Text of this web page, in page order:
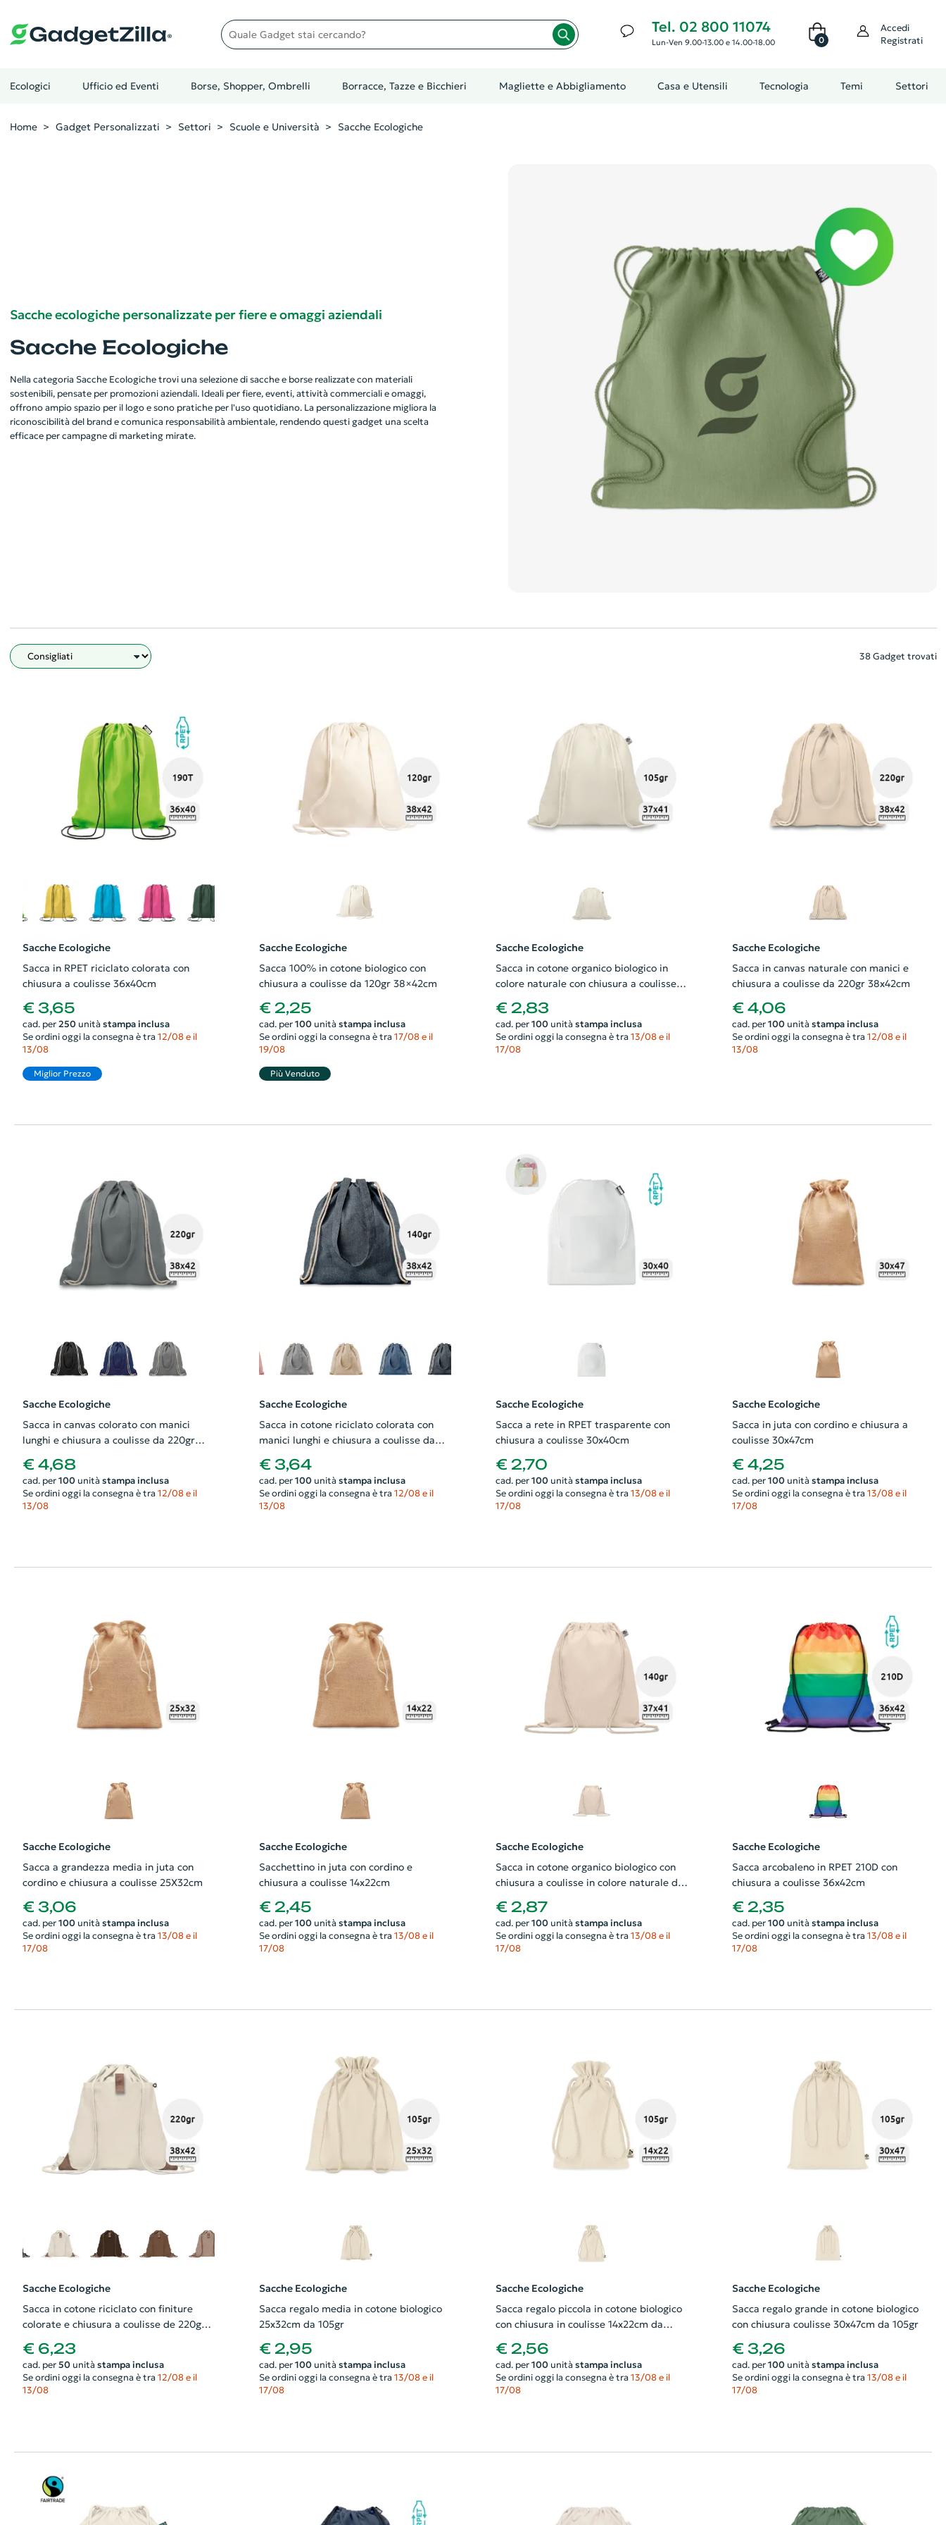
Quale gadget stai cercando? Tel. 02 800 11074
Lun-Ven 9.00-13.00 e 14.00-18.00 0
Accedi
Registrati
Ecologici Ufficio ed Eventi Borse, Shopper, Ombrelli Borracce, Tazze e Bicchieri Magliette e Abbigliamento Casa e Utensili Tecnologia Temi Settori
Home Gadget Personalizzati Settori Scuole e Università Sacche Ecologiche
Sacche ecologiche personalizzate per fiere e omaggi aziendali
Sacche Ecologiche
Nella categoria Sacche Ecologiche trovi una selezione di sacche e borse realizzate con materiali
sostenibili, pensate per promozioni aziendali. Ideali per fiere, eventi, attività commerciali e omaggi,
offrono ampio spazio per il logo e sono pratiche per l'uso quotidiano. La personalizzazione migliora la
riconoscibilità del brand e comunica responsabilità ambientale, rendendo questi gadget una scelta
efficace per campagne di marketing mirate.
Filtro 38 Gadget trovati
Sacche Ecologiche
Sacca in RPET riciclato colorata con
chiusura a coulisse 36x40cm
€ 3,65
cad. per 250unità stampa inclusa
Se ordini oggi la consegna è tra 12/08 e il
13/08
Miglior Prezzo
Sacche Ecologiche
Sacca 100% in cotone biologico con
chiusura a coulisse da 120gr 38×42cm
€ 2,25
cad. per 100unità stampa inclusa
Se ordini oggi la consegna è tra 17/08 e il
19/08
Più Venduto
Sacche Ecologiche
Sacca in cotone organico biologico in
colore naturale con chiusura a coulisse
€ 2,83
cad. per 100unità stampa inclusa
Se ordini oggi la consegna è tra 13/08 e il
17/08
Sacche Ecologiche
Sacca in canvas naturale con manici e
chiusura a coulisse da 220gr 38x42cm
€ 4,06
cad. per 100unità stampa inclusa
Se ordini oggi la consegna è tra 12/08 e il
13/08
Sacche Ecologiche
Sacca in canvas colorato con manici
lunghi e chiusura a coulisse da 220gr
38x42cm
€ 4,68
cad. per 100unità stampa inclusa
Se ordini oggi la consegna è tra 12/08 e il
13/08
Sacche Ecologiche
Sacca in cotone riciclato colorata con
manici lunghi e chiusura a coulisse da
140gr 38X42cm
€ 3,64
cad. per 100unità stampa inclusa
Se ordini oggi la consegna è tra 12/08 e il
13/08
Sacche Ecologiche
Sacca a rete in RPET trasparente con
chiusura a coulisse 30x40cm
€ 2,70
cad. per 100unità stampa inclusa
Se ordini oggi la consegna è tra 13/08 e il
17/08
Sacche Ecologiche
Sacca in juta con cordino e chiusura a
coulisse 30x47cm
€ 4,25
cad. per 100unità stampa inclusa
Se ordini oggi la consegna è tra 13/08 e il
17/08
Sacche Ecologiche
Sacca a grandezza media in juta con
cordino e chiusura a coulisse 25X32cm
€ 3,06
cad. per 100unità stampa inclusa
Se ordini oggi la consegna è tra 13/08 e il
17/08
Sacche Ecologiche
Sacchettino in juta con cordino e
chiusura a coulisse 14x22cm
€ 2,45
cad. per 100unità stampa inclusa
Se ordini oggi la consegna è tra 13/08 e il
17/08
Sacche Ecologiche
Sacca in cotone organico biologico con
chiusura a coulisse in colore naturale da
140gr 37X41cm
€ 2,87
cad. per 100unità stampa inclusa
Se ordini oggi la consegna è tra 13/08 e il
17/08
Sacche Ecologiche
Sacca arcobaleno in RPET 210D con
chiusura a coulisse 36x42cm
€ 2,35
cad. per 100unità stampa inclusa
Se ordini oggi la consegna è tra 13/08 e il
17/08
Sacche Ecologiche
Sacca in cotone riciclato con finiture
colorate e chiusura a coulisse de 220gr
38X42cm
€ 6,23
cad. per 50unità stampa inclusa
Se ordini oggi la consegna è tra 12/08 e il
13/08
Sacche Ecologiche
Sacca regalo media in cotone biologico
25x32cm da 105gr
€ 2,95
cad. per 100unità stampa inclusa
Se ordini oggi la consegna è tra 13/08 e il
17/08
Sacche Ecologiche
Sacca regalo piccola in cotone biologico
con chiusura in coulisse 14x22cm da
105gr
€ 2,56
cad. per 100unità stampa inclusa
Se ordini oggi la consegna è tra 13/08 e il
17/08
Sacche Ecologiche
Sacca regalo grande in cotone biologico
con chiusura coulisse 30x47cm da 105gr
€ 3,26
cad. per 100unità stampa inclusa
Se ordini oggi la consegna è tra 13/08 e il
17/08